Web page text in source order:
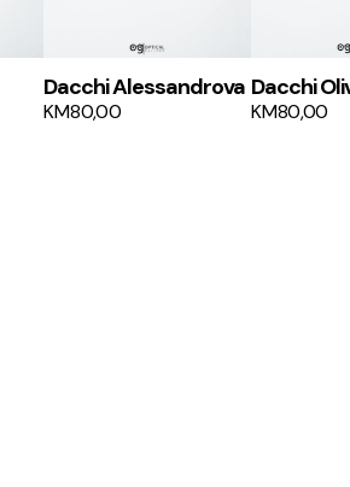
Dacchi Alessandrova
KM80,00
Dacchi
KM80,00